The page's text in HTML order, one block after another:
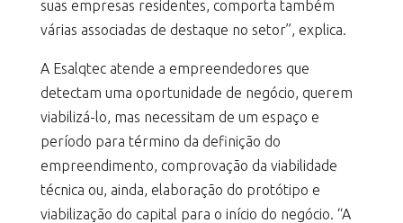
suas empresas residentes, comporta também
várias associadas de destaque no setor”, explica.
A Esalqtec atende a empreendedores que
detectam uma oportunidade de negócio, querem
viabilizá-lo, mas necessitam de um espaço e
período para término da definição do
empreendimento, comprovação da viabilidade
técnica ou, ainda, elaboração do protótipo e
viabilização do capital para o início do negócio. “A